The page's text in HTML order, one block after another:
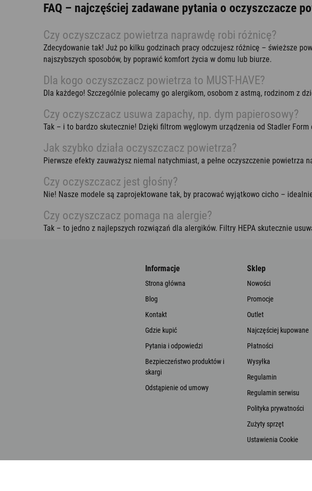
FAQ – najczęściej zadawane pytania o oczyszczacze
Czy oczyszczacz powietrza naprawdę robi różnicę?
Zdecydowanie tak! Już po kilku godzinach pracy odczujesz różnicę – świeższe
najszybszych sposobów, by poprawić komfort życia w domu lub biurze.
Dla kogo oczyszczacz powietrza to MUST-HAVE?
Dla każdego! Szczególnie polecamy go alergikom, osobom z astmą, rodzinom z
Czy oczyszczacz usuwa zapachy, np. dym papierosowy?
Tak – i to bardzo skutecznie! Dzięki filtrom węglowym urządzenia od Stadler
Jak szybko działa oczyszczacz powietrza?
Pierwsze efekty zauważysz niemal natychmiast, a pełne oczyszczenie
Czy oczyszczacz jest głośny?
Nie! Nasze modele są zaprojektowane tak, by pracować wyjątkowo cicho –
Czy oczyszczacz pomaga na alergie?
Tak – to jedno z najlepszych rozwiązań dla alergików. Filtry HEPA skutecznie
Informacje
Strona główna
Blog
Kontakt
Gdzie kupić
Pytania i odpowiedzi
Bezpieczeństwo produktów i
skargi
Odstąpienie od umowy
Sklep
Nowości
Promocje
Outlet
Najczęściej kupowane
Płatności
Wysyłka
Regulamin
Regulamin serwisu
Polityka prywatności
Zużyty sprzęt
Ustawienia Cookie